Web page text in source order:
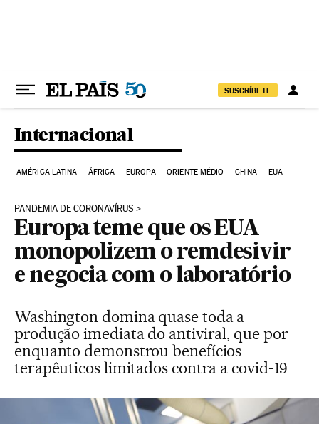
SUSCRÍBETE
Internacional
AMÉRICA LATINA ÁFRICA EUROPA ORIENTE MÉDIO CHINA EUA
PANDEMIA DE CORONAVÍRUS
Europa teme que os EUA
monopolizem o remdesivir
e negocia com o laboratório
Washington domina quase toda a
produção imediata do antiviral, que por
enquanto demonstrou benefícios
terapêuticos limitados contra a covid-19